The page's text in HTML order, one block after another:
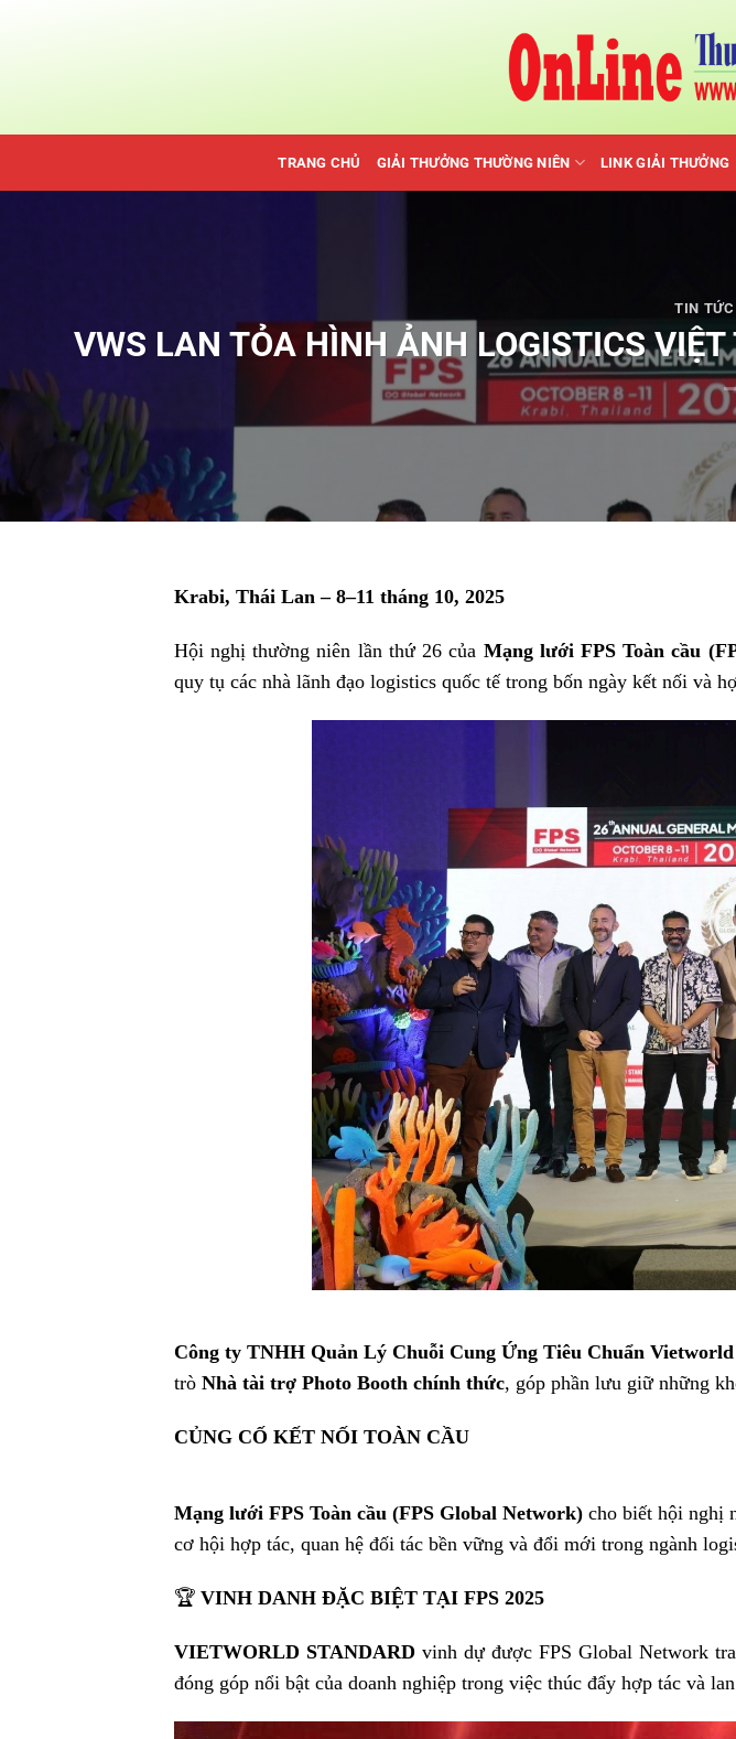
TRANG CHỦ GIẢI THƯỞNG THƯỜNG NIÊN LINK GIẢI THƯỞNG
TIN
VWS LAN TỎA HÌNH ẢNH LOGISTICS
Krabi, Thái Lan – 8–11 tháng 10, 2025
Hội nghị thường niên lần thứ 26 của Mạng lưới FPS Toàn cầu
quy tụ các nhà lãnh đạo logistics quốc tế trong bốn ngày kết nối và
Công ty TNHH Quản Lý Chuỗi Cung Ứng Tiêu Chuẩn
trò Nhà tài trợ Photo Booth chính thức, góp phần lưu giữ những
CỦNG CỐ KẾT NỐI TOÀN CẦU
Mạng lưới FPS Toàn cầu (FPS Global Network)cho biết hội nghị
cơ hội hợp tác, quan hệ đối tác bền vững và đổi mới trong ngành
🏆 VINH DANH ĐẶC BIỆT TẠI FPS 2025
VIETWORLD STANDARD vinh dự được FPS Global Network
đóng góp nổi bật của doanh nghiệp trong việc thúc đẩy hợp tác và